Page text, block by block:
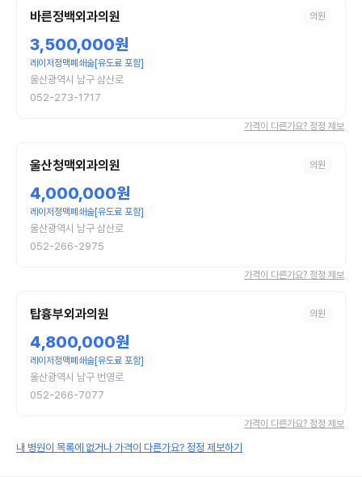
바른정백외과의원 의원
3,500,000원
레이저정맥폐쇄술[유도료 포함]
울산광역시 남구 삼산로
052-273-1717
가격이 다른가요? 정정 제보
울산청맥외과의원 의원
4,000,000원
레이저정맥폐쇄술[유도료 포함]
울산광역시 남구 삼산로
052-266-2975
가격이 다른가요? 정정 제보
탑흉부외과의원 의원
4,800,000원
레이저정맥폐쇄술[유도료 포함]
울산광역시 남구 번영로
052-266-7077
가격이 다른가요? 정정 제보
내 병원이 목록에 없거나 가격이 다른가요? 정정 제보하기